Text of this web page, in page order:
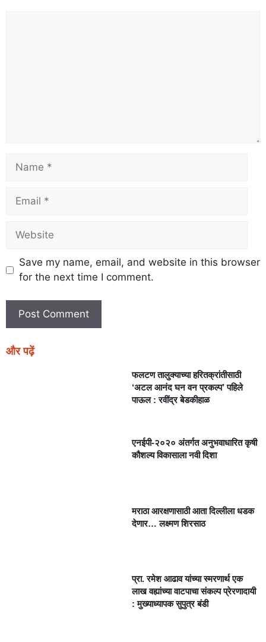
Save my name, email, and website in this browser
for the next time I comment.
और पढ़ें
फलटण तालुक्याच्या हरितक्रांतीसाठी
‘अटल आनंद घन वन प्रकल्प’ पहिले
पाऊल : रवींद्र बेडकीहाळ
एनईपी-२०२० अंतर्गत अनुभवाधारित कृषी
कौशल्य विकासाला नवी दिशा
मराठा आरक्षणासाठी आता दिल्लीला धडक
देणार… लक्ष्मण शिरसाठ
प्रा. रमेश आढाव यांच्या स्मरणार्थ एक
लाख वह्यांच्या वाटपाचा संकल्प प्रेरणादायी
: मुख्याध्यापक सुपुत्र बंडी